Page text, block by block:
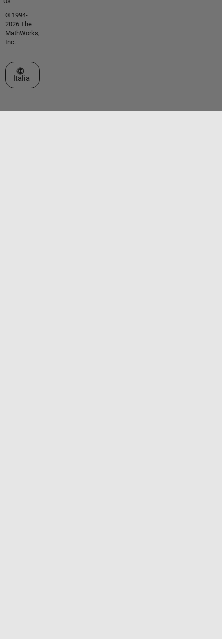
© 1994-
2026 The
MathWorks,
Inc.
Seleziona un sito web
Italia